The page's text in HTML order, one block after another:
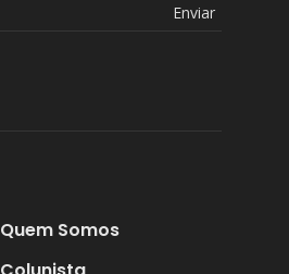
Enviar
Quem Somos